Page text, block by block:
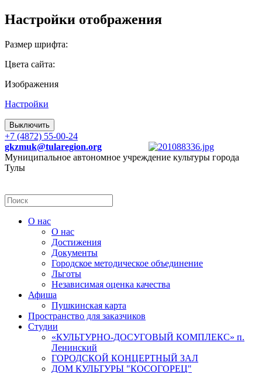
Настройки отображения
Размер шрифта:
Цвета сайта:
Изображения
Настройки
Выключить
+7 (4872) 55-00-24
gkzmuk@tularegion.org
Муниципальное автономное учреждение культуры города
Тулы
О нас
О нас
Достижения
Документы
Городское методическое объединение
Льготы
Независимая оценка качества
Афиша
Пушкинская карта
Пространство для заказчиков
Студии
«КУЛЬТУРНО-ДОСУГОВЫЙ КОМПЛЕКС» п.
Ленинский
ГОРОДСКОЙ КОНЦЕРТНЫЙ ЗАЛ
ДОМ КУЛЬТУРЫ "КОСОГОРЕЦ"